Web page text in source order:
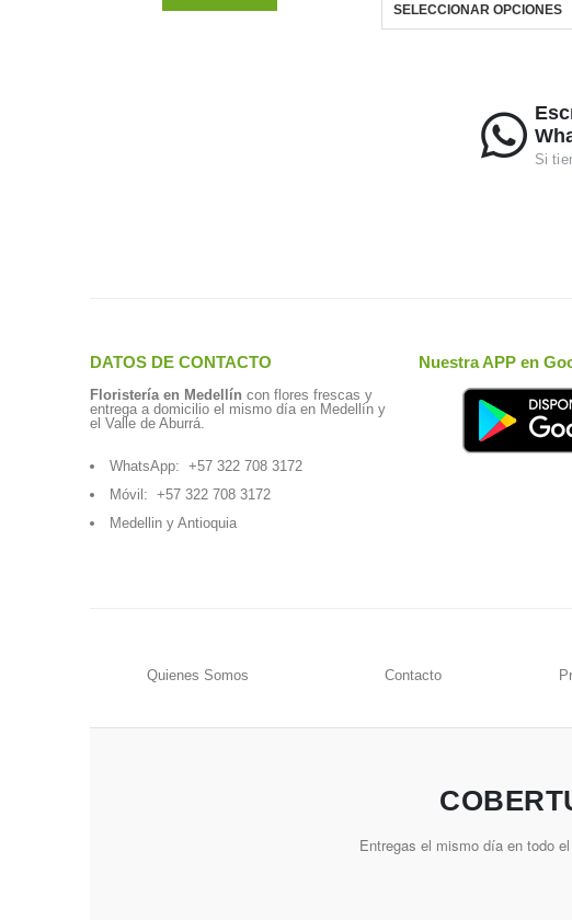
SELECCIONAR OPCIONES
Si
DATOS DE CONTACTO
Floristería en Medellín con flores frescas y
entrega a domicilio el mismo día en Medellín y
el Valle de Aburrá.
WhatsApp: +57 322 708 3172
Móvil: +57 322 708 3172
Medellin y Antioquia
Nuestra APP en
Quienes Somos Contacto
Entregas el mismo día en todo